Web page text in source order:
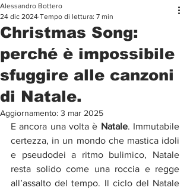
Christmas Song:
perché è impossibile
sfuggire alle canzoni
di Natale.
Alessandro Bottero
24 dic 2024 Tempo di lettura: 7 min
Aggiornamento: 3 mar 2025
E ancora una volta è Natale. Immutabile
certezza, in un mondo che mastica idoli
e pseudodei a ritmo bulimico, Natale
resta solido come una roccia e regge
all’assalto del tempo. Il ciclo del Natale